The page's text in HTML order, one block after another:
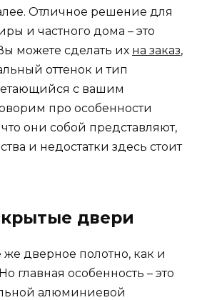
Отличное решение для
и частного дома – это
можете сделать их на заказ,
оттенок и тип
с вашим
про особенности
они собой представляют,
и недостатки здесь стоит
двери
же дверное полотно, как и
главная особенность – это
алюминиевой